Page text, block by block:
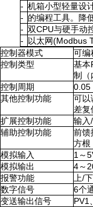
- 机箱小型轻量设
- 的编程工具。降
- 双CPU与硬手动
-
以太网(Modbus
控制器模式
可编
控制类型
基本
制（
控制周期
0.05
其他控制功能
可以
差复
扩展控制功能
输入
辅助控制功能
前馈
方根
模拟输入
1 ～
模拟输出
4～
报警功能
上/
数字信号
6个
变送输出信号
PV1